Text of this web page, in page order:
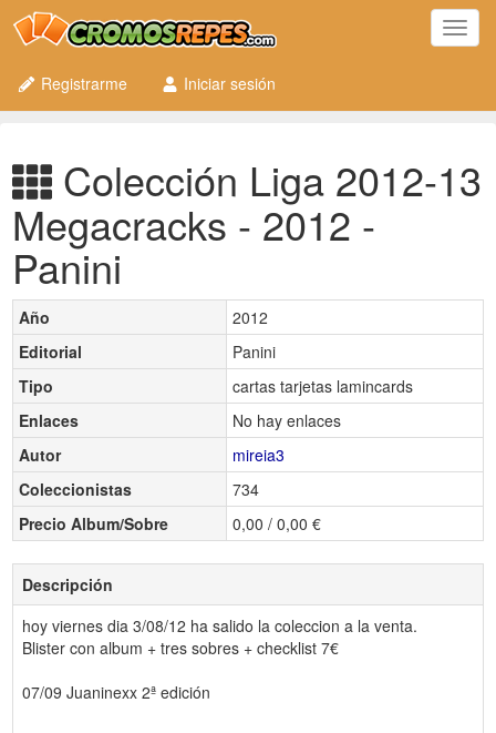
Registrarme
Iniciar sesión
Colección Liga 2012-13
Megacracks - 2012 -
Panini
Año
2012
Editorial
Panini
Tipo
cartas tarjetas lamincards
Enlaces
No hay enlaces
Autor
mireia3
Coleccionistas
734
Precio Album/Sobre
0,00 / 0,00 €
Descripción
hoy viernes dia 3/08/12 ha salido la coleccion a la venta.
Blister con album + tres sobres + checklist 7€
07/09 Juaninexx 2ª edición